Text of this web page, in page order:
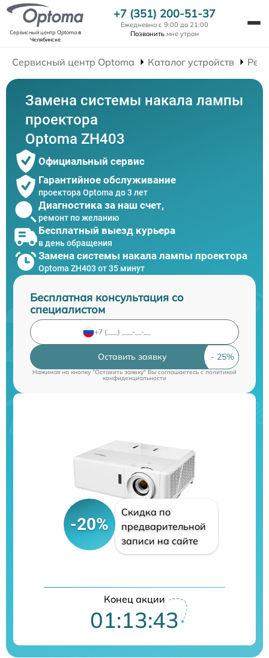
Сервисный центр Optomaв
Челябинске
+7 (351) 200-51-37
Ежедневно с 9:00 до 21:00
Позвонить мне утром
Сервисный центр Optoma Каталог устройств
Замена системы накала лампы
проектора
Optoma ZH403
Официальный сервис
Гарантийное обслуживание
проектора Optoma до 3 лет
Диагностика за наш счет,
ремонт по желанию
Бесплатный выезд курьера
в день обращения
Замена системы накала лампы проектора
Optoma ZH403 от 35 минут
Бесплатная консультация со
специалистом
Оставить заявку
Нажимая на кнопку "Оставить заявку" Вы соглашаетесь cполитикой
конфиденциальности
-20%
Скидка по
предварительной
записи на сайте
Конец акции
01:13:42